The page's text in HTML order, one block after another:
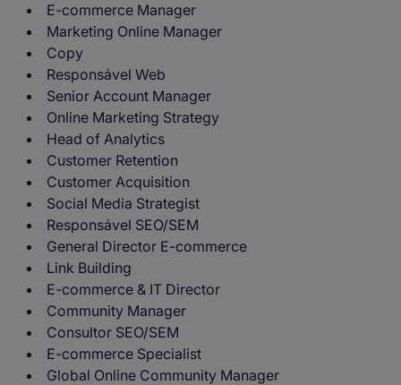
E-commerce Manager
Marketing Online Manager
Copy
Responsável Web
Senior Account Manager
Online Marketing Strategy
Head of Analytics
Customer Retention
Customer Acquisition
Social Media Strategist
Responsável SEO/SEM
General Director E-commerce
Link Building
E-commerce & IT Director
Community Manager
Consultor SEO/SEM
E-commerce Specialist
Global Online Community Manager